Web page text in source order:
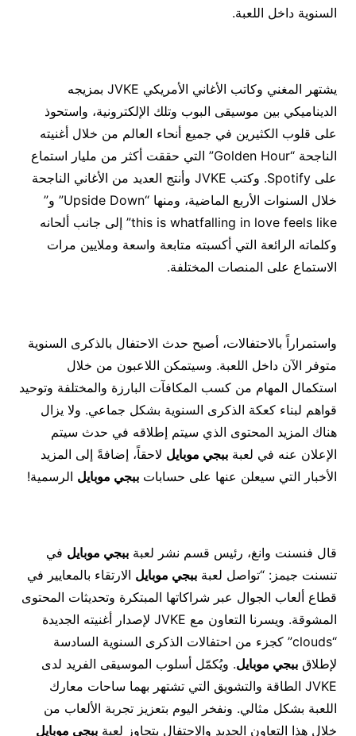
السنوية داخل اللعبة.
يشتهر المغني وكاتب الأغاني الأمريكي JVKE بمزيجه
الديناميكي بين موسيقى البوب وتلك الإلكترونية، واستحوذ
على قلوب الكثيرين في جميع أنحاء العالم من خلال أغنيته
الناجحة “Golden Hour” التي حققت أكثر من مليار استماع
على Spotify. وكتب JVKE وأنتج العديد من الأغاني الناجحة
خلال السنوات الأربع الماضية، ومنها “Upside Down” و”
this is whatfalling in love feels like” إلى جانب ألحانه
وكلماته الرائعة التي أكسبته متابعة واسعة وملايين مرات
الاستماع على المنصات المختلفة.
واستمراراً بالاحتفالات، أصبح حدث الاحتفال بالذكرى السنوية
متوفر الآن داخل اللعبة. وسيتمكن اللاعبون من خلال
استكمال المهام من كسب المكافآت البارزة والمختلفة وتوحيد
قواهم لبناء كعكة الذكرى السنوية بشكل جماعي. ولا يزال
هناك المزيد المحتوى الذي سيتم إطلاقه في حدث سيتم
الإعلان عنه في لعبة ببجي موبايل لاحقاً، إضافةً إلى المزيد
الأخبار التي سيعلن عنها على حسابات ببجي موبايل الرسمية!
قال فنسنت وانغ، رئيس قسم نشر لعبة ببجي موبايل في
تنسنت جيمز: “تواصل لعبة ببجي موبايل الارتقاء بالمعايير في
قطاع ألعاب الجوال عبر شراكاتها المبتكرة وتحديثات المحتوى
المشوقة. ويسرنا التعاون مع JVKE لإصدار أغنيته الجديدة
“clouds” كجزء من احتفالات الذكرى السنوية السادسة
لإطلاق ببجي موبايل. ويُكمّل أسلوب الموسيقى الفريد لدى
JVKE الطاقة والتشويق التي تشتهر بهما ساحات معارك
اللعبة بشكل مثالي. ونفخر اليوم بتعزيز تجربة الألعاب من
خلال هذا التعاون الجديد والاحتفال بتجاوز لعبة ببجي موبايل